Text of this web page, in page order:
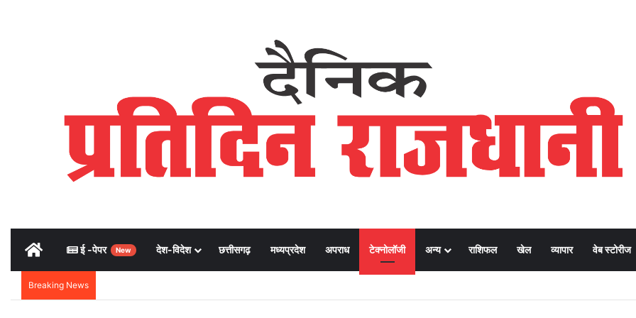
Home ई -पेपर New देश-विदेश छत्तीसगढ़ मध्यप्रदेश अपराध टेक्नोलॉजी अन्य राशिफल खेल व्यापार वेब स्टोरीज
Breaking News